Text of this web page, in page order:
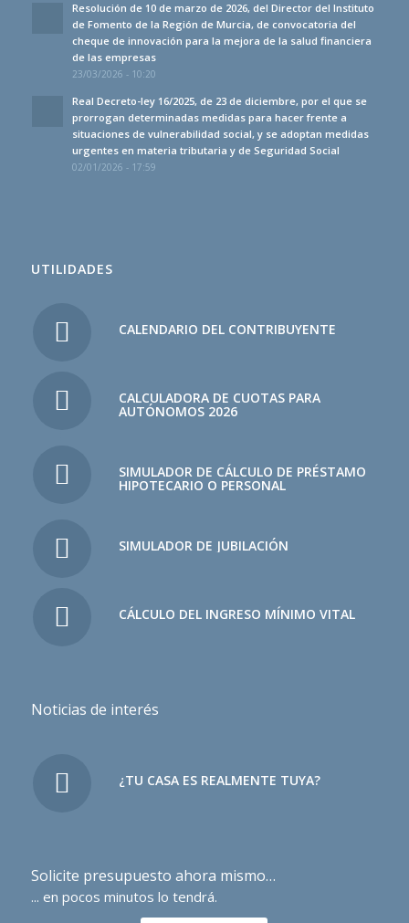
Resolución de 10 de marzo de 2026, del Director del Instituto
de Fomento de la Región de Murcia, de convocatoria del
cheque de innovación para la mejora de la salud financiera
de las empresas
23/03/2026 - 10:20
Real Decreto-ley 16/2025, de 23 de diciembre, por el que se
prorrogan determinadas medidas para hacer frente a
situaciones de vulnerabilidad social, y se adoptan medidas
urgentes en materia tributaria y de Seguridad Social
02/01/2026 - 17:59
UTILIDADES
CALENDARIO DEL CONTRIBUYENTE
CALCULADORA DE CUOTAS PARA
AUTÓNOMOS 2026
SIMULADOR DE CÁLCULO DE PRÉSTAMO
HIPOTECARIO O PERSONAL
SIMULADOR DE JUBILACIÓN
CÁLCULO DEL INGRESO MÍNIMO VITAL
Noticias de interés
¿TU CASA ES REALMENTE TUYA?
Solicite presupuesto ahora mismo…
... en pocos minutos lo tendrá.